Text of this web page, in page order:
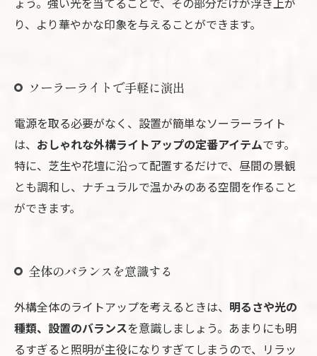
り、より華やかな印象を与えることができます。
ソーラーライトで手軽に演出
電源を取る必要がなく、設置が簡単なソーラーライト
は、 おしゃれな外構ライトアップの定番アイテムです。
特に、芝生や花壇に沿って配置するだけで、昼間の景観
とも調和し、ナチュラルで温かみのある空間を作ること
ができます。
全体のバランスを意識する
外構全体のライトアップを考えるときは、 明るさや光の
種類、設置のバランスを意識しましょう。あまりにも明
るすぎると照明が主役になりすぎてしまうので、リラッ